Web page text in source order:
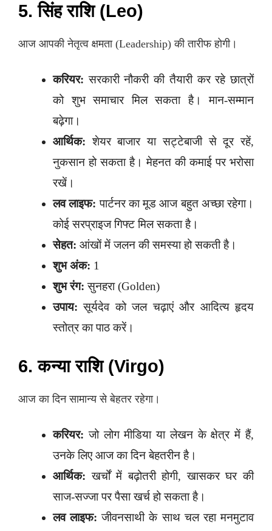
5. सिंह राशि (Leo)
आज आपकी नेतृत्व क्षमता (Leadership) की तारीफ होगी।
करियर: सरकारी नौकरी की तैयारी कर रहे छात्रों
को शुभ समाचार मिल सकता है। मान-सम्मान
बढ़ेगा।
आर्थिक: शेयर बाजार या सट्टेबाजी से दूर रहें,
नुकसान हो सकता है। मेहनत की कमाई पर भरोसा
रखें।
लव लाइफ: पार्टनर का मूड आज बहुत अच्छा रहेगा।
कोई सरप्राइज गिफ्ट मिल सकता है।
सेहत: आंखों में जलन की समस्या हो सकती है।
शुभ अंक: 1
शुभ रंग: सुनहरा (Golden)
उपाय: सूर्यदेव को जल चढ़ाएं और आदित्य हृदय
स्तोत्र का पाठ करें।
6. कन्या राशि (Virgo)
आज का दिन सामान्य से बेहतर रहेगा।
करियर: जो लोग मीडिया या लेखन के क्षेत्र में हैं,
उनके लिए आज का दिन बेहतरीन है।
आर्थिक: खर्चों में बढ़ोतरी होगी, खासकर घर की
साज-सज्जा पर पैसा खर्च हो सकता है।
लव लाइफ: जीवनसाथी के साथ चल रहा मनमुटाव